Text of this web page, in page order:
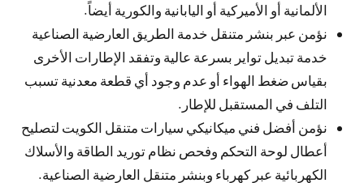
الألمانية أو الأميركية أو اليابانية والكورية أيضاً.
نؤمن عبر بنشر متنقل خدمة الطريق العارضية الصناعية
خدمة تبديل تواير بسرعة عالية وتفقد الإطارات الأخرى
بقياس ضغط الهواء أو عدم وجود أي قطعة معدنية تسبب
التلف في المستقبل للإطار.
نؤمن أفضل فني ميكانيكي سيارات متنقل الكويت لتصليح
أعطال لوحة التحكم وفحص نظام توريد الطاقة والأسلاك
الكهربائية عبر كهرباء وبنشر متنقل العارضية الصناعية.